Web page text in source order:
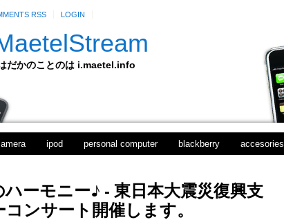
RSS LOGIN
だかのことのは i.maetel.info
ipod personal computer blackberry accesories
ーモニー♪ - 東日本大震災復興支
ンサート開催します。